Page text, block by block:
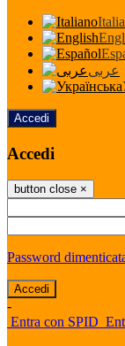
عربى
Accedi
Accedi
button close ×
Password
-
Entra con SPID